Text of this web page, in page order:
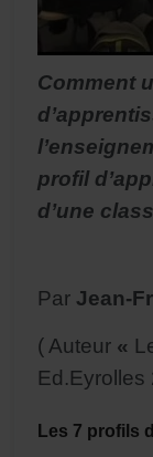
Comment
profil
d’une
Par Jean-
( Auteur «
Ed.Eyrolles
Les 7 profils